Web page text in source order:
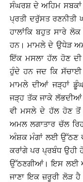
ਸੰਘਰਸ਼ ਦੇ ਅਹਿਮ ਸਬਕਾਂ
ਪ੍ਰਤੀ ਦਰੁੱਸਤ ਰਣਨੀਤੀ
ਹਾਲਾਂਕਿ ਬਹੁਤ ਸਾਰੇ
ਹਨ। ਮਾਮਲੇ ਦੇ ਉਧੇੜ
ਇੱਕ ਮਸਲਾ ਹੱਲ ਹੋਣ
ਹੁੰਦੇ ਹਨ ਜਦ ਕਿ ਸੱਚਾਈ
ਮਾਮਲੇ ਦੀਆਂ ਜੜ੍ਹਾਂ
ਜੜ੍ਹ ਤੱਕ ਜਾਕੇ ਲੱਭਦੀਆਂ
ਵੀ ਮਸਲੇ ਦੇ ਹੱਲ ਹੋਣ ਤੋਂ
ਅਮਲ ਲਗਾਤਾਰ ਚੱਲ
ਅੰਸ਼ਕ ਮੰਗਾਂ ਲਈ ਉੱਠਣ
ਕਰਾਂਗੇ ਪਰ ਪ੍ਰਬੰਧ ਉਹੀ
ਉੱਠਣਗੀਆਂ। ਇਸ ਲਈ
ਜਾਣਾ ਇਕ ਜ਼ਰੂਰੀ ਲੋੜ ਹੈ